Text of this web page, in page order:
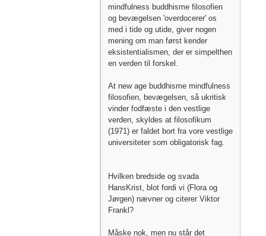
mindfulness buddhisme filosofien
og bevægelsen 'overdocerer' os
med i tide og utide, giver nogen
mening om man først kender
eksistentialismen, der er simpelthen
en verden til forskel.
At new age buddhisme mindfulness
filosofien, bevægelsen, så ukritisk
vinder fodfæste i den vestlige
verden, skyldes at filosofikum
(1971) er faldet bort fra vore vestlige
universiteter som obligatorisk fag.
Hvilken bredside og svada
HansKrist, blot fordi vi (Flora og
Jørgen) nævner og citerer Viktor
Frankl?
Måske nok, men nu står det